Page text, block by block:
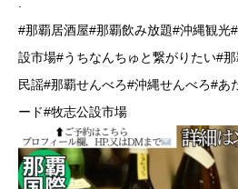
#那覇居酒屋#那覇飲み放題#沖縄観光
設市場#うちなんちゅと繋がりたい#
民謡#那覇せんべろ#沖縄せんべろ#あ
ード#牧志公設市場